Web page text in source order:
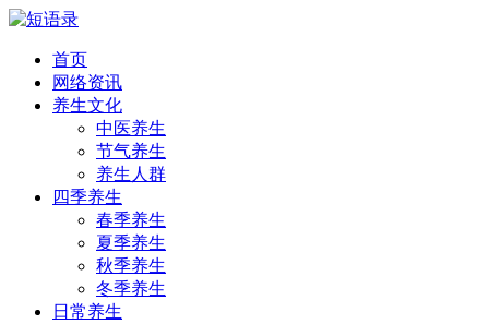
首页
网络资讯
养生文化
中医养生
节气养生
养生人群
四季养生
春季养生
夏季养生
秋季养生
冬季养生
日常养生